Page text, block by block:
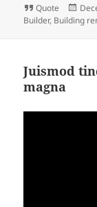
Format
Quote
on
Builder, Building
Juismod
magna